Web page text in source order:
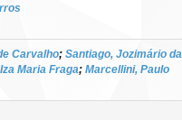
Carvalho; Santiago, Jozimário da
Maria Fraga; Marcellini, Paulo